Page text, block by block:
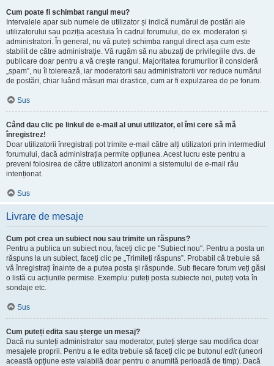
Cum poate fi schimbat rangul meu?
Intervalele apar sub numele de utilizator și indică numărul de postări ale
utilizatorului sau poziția acestuia în cadrul forumului, de ex. moderatori și
administratori. În general, nu vă puteți schimba rangul direct așa cum este
stabilit de către administrație. Vă rugăm să nu abuzați de privilegiile dvs. de
publicare doar pentru a vă crește rangul. Majoritatea forumurilor îl consideră
„spam”, nu îl tolerează, iar moderatorii sau administratorii vor reduce numărul
de postări, chiar luând măsuri mai drastice, cum ar fi expulzarea de pe forum.
Sus
Când dau clic pe linkul de e-mail al unui utilizator, el îmi cere să mă
înregistrez!
Doar utilizatorii înregistrați pot trimite e-mail către alți utilizatori prin intermediul
forumului, dacă administrația permite opțiunea. Acest lucru este pentru a
preveni folosirea de către utilizatori anonimi a sistemului de e-mail rău
intenționat.
Sus
Livrare de mesaje
Cum pot crea un subiect nou sau trimite un răspuns?
Pentru a publica un subiect nou, faceți clic pe "Subiect nou". Pentru a posta un
răspuns la un subiect, faceți clic pe „Trimiteți răspuns”. Probabil că trebuie să
vă înregistrați înainte de a putea posta și răspunde. Sub fiecare forum veți găsi
o listă cu acțiunile permise. Exemplu: puteți posta subiecte noi, puteți vota în
sondaje etc.
Sus
Cum puteți edita sau șterge un mesaj?
Dacă nu sunteți administrator sau moderator, puteți șterge sau modifica doar
mesajele proprii. Pentru a le edita trebuie să faceți clic pe butonul edit(uneori
această opțiune este valabilă doar pentru o anumită perioadă de timp). Dacă